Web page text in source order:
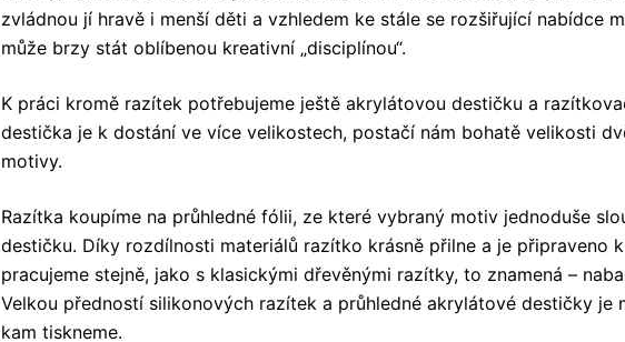
zvládnou jí hravě i menší děti a vzhledem ke stále se rozšiřující nabídce
může brzy stát oblíbenou kreativní „disciplínou“.
K práci kromě razítek potřebujeme ještě akrylátovou destičku a
destička je k dostání ve více velikostech, postačí nám bohatě velikosti
motivy.
Razítka koupíme na průhledné fólii, ze které vybraný motiv jednoduše
destičku. Díky rozdílnosti materiálů razítko krásně přilne a je připraveno
pracujeme stejně, jako s klasickými dřevěnými razítky, to znamená –
Velkou předností silikonových razítek a průhledné akrylátové destičky je
kam tiskneme.